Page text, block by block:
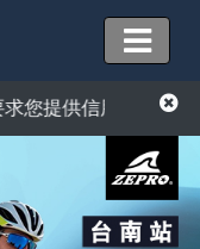
卡資訊或ATM匯款操